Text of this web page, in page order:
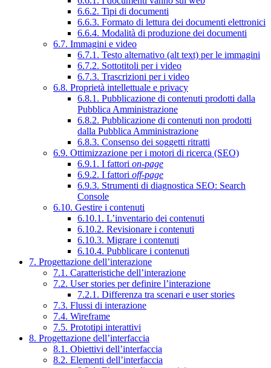
6.6.2. Tipi di documenti
6.6.3. Formato di lettura dei documenti elettronici
6.6.4. Modalità di produzione dei documenti
6.7. Immagini e video
6.7.1. Testo alternativo (alt text) per le immagini
6.7.2. Sottotitoli per i video
6.7.3. Trascrizioni per i video
6.8. Proprietà intellettuale e privacy
6.8.1. Pubblicazione di contenuti prodotti dalla
Pubblica Amministrazione
6.8.2. Pubblicazione di contenuti non prodotti
dalla Pubblica Amministrazione
6.8.3. Consenso dei soggetti ritratti
6.9. Ottimizzazione per i motori di ricerca (SEO)
6.9.1. I fattori on-page
6.9.2. I fattori off-page
6.9.3. Strumenti di diagnostica SEO: Search
Console
6.10. Gestire i contenuti
6.10.1. L’inventario dei contenuti
6.10.2. Revisionare i contenuti
6.10.3. Migrare i contenuti
6.10.4. Pubblicare i contenuti
7. Progettazione dell’interazione
7.1. Caratteristiche dell’interazione
7.2. User stories per definire l’interazione
7.2.1. Differenza tra scenari e user stories
7.3. Flussi di interazione
7.4. Wireframe
7.5. Prototipi interattivi
8. Progettazione dell’interfaccia
8.1. Obiettivi dell’interfaccia
8.2. Elementi dell’interfaccia